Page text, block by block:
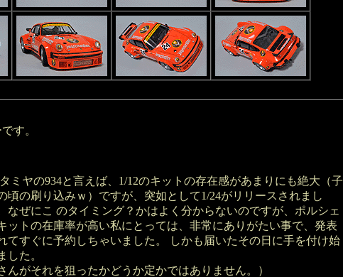
す。
ミヤの934と言えば、1/12のキットの存在感があまりにも絶大（子
頃の刷り込みｗ）ですが、突如として1/24がリリースされまし
なぜにこ のタイミング？かはよく分からないのですが、ポルシェ
ットの在庫率が高い私にとっては、非常にありがたい事で、発表
てすぐに予約しちゃいました。 しかも届いたその日に手を付け始
した。
んがそれを狙ったかどうか定かではありません。）